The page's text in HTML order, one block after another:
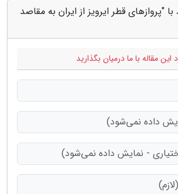
"پروازهای قطر ایرویز از ایران به مقاصد
مقاله با ما درمیان بگذارید